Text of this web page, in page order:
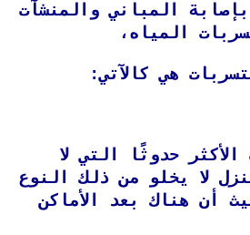
المباني والمنشآت
المياه،
هي كالآتي:
حدوثًا التي لا
لا يخلو من ذلك النوع
أن هناك بعد الأماكن